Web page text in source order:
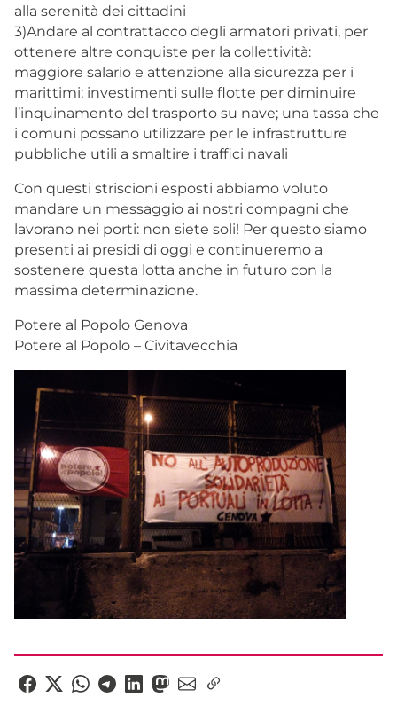
alla serenità dei cittadini
3)Andare al contrattacco degli armatori privati, per
ottenere altre conquiste per la collettività:
maggiore salario e attenzione alla sicurezza per i
marittimi; investimenti sulle flotte per diminuire
l’inquinamento del trasporto su nave; una tassa che
i comuni possano utilizzare per le infrastrutture
pubbliche utili a smaltire i traffici navali
Con questi striscioni esposti abbiamo voluto
mandare un messaggio ai nostri compagni che
lavorano nei porti: non siete soli! Per questo siamo
presenti ai presidi di oggi e continueremo a
sostenere questa lotta anche in futuro con la
massima determinazione.
Potere al Popolo Genova
Potere al Popolo – Civitavecchia